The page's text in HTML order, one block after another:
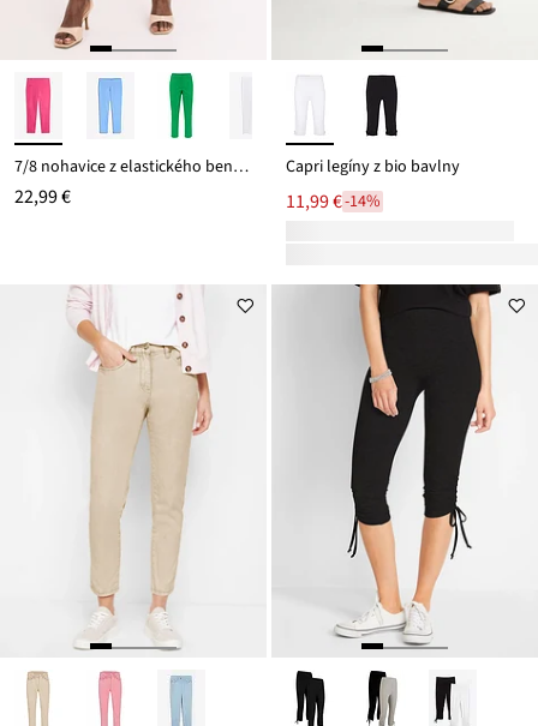
7/8 nohavice z elastického bengalínu
22,99 €
Capri legíny z bio bavlny
11,99 €-14%